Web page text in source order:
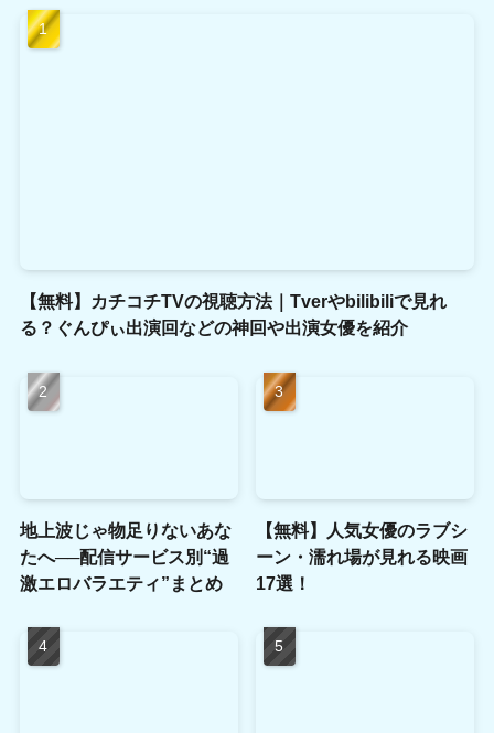
【無料】カチコチTVの視聴方法｜Tverやbilibiliで見れ
る？ぐんぴぃ出演回などの神回や出演女優を紹介
地上波じゃ物足りないあな
たへ──配信サービス別“過
激エロバラエティ”まとめ
【無料】人気女優のラブシ
ーン・濡れ場が見れる映画
17選！